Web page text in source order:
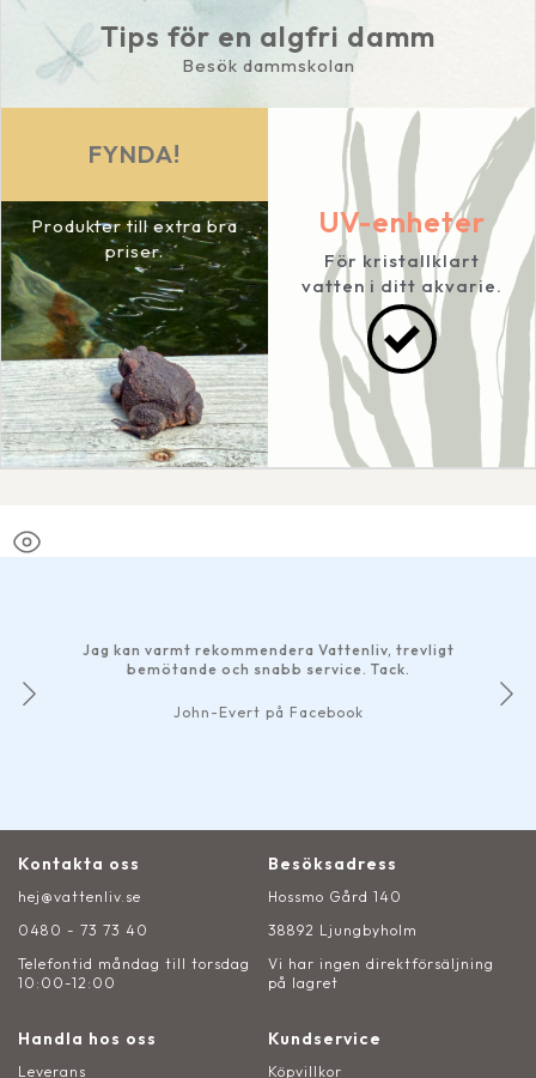
Tips för en algfri damm
Besök dammskolan
FYNDA!
Produkter till extra bra
priser.
UV-enheter
För kristallklart
vatten i ditt akvarie.
Jag kan varmt rekommendera Vattenliv, trevligt
bemötande och snabb service. Tack.
John-Evert på Facebook
Kontakta oss
hej@vattenliv.se
0480 - 73 73 40
Telefontid måndag till torsdag
10:00-12:00
Besöksadress
Hossmo Gård 140
38892 Ljungbyholm
Vi har ingen direktförsäljning
på lagret
Handla hos oss
Leverans
Kundservice
Köpvillkor